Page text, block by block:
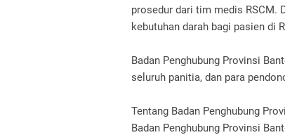
prosedur dari tim medis RSCM.
kebutuhan darah bagi pasien di
Badan Penghubung Provinsi
seluruh panitia, dan para
Tentang Badan Penghubung
Badan Penghubung Provinsi